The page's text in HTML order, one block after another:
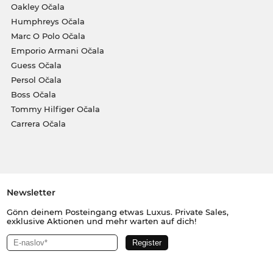
Oakley Očala
Humphreys Očala
Marc O Polo Očala
Emporio Armani Očala
Guess Očala
Persol Očala
Boss Očala
Tommy Hilfiger Očala
Carrera Očala
Newsletter
Gönn deinem Posteingang etwas Luxus. Private Sales,
exklusive Aktionen und mehr warten auf dich!